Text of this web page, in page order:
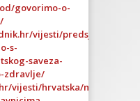
govorimo-o-
vijesti/predsjednik-
s-
saveza-
zdravlje/
vijesti/hrvatska/milanovic-